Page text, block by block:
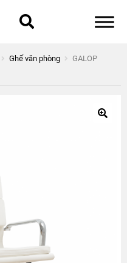
Chính sách bảo mật
Hòa Phát
Ghế văn phòng
GALOP